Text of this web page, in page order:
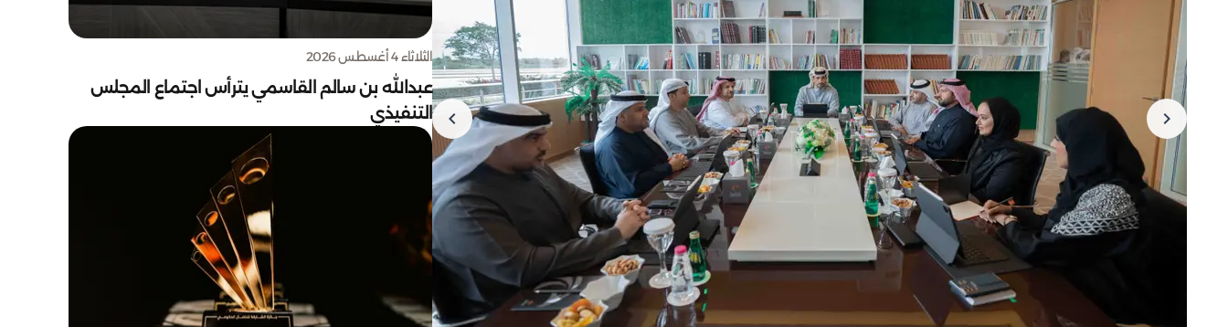
الثلاثاء 4 أغسطس 2026
عبدالله بن سالم القاسمي يترأس اجتماع المجلس
التنفيذي